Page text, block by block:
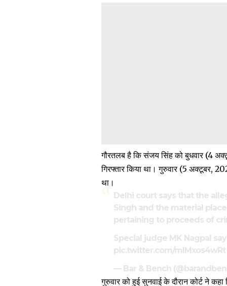
गौरतलब है कि संजय सिंह को बुधवार (4
गिरफ्तार किया था। गुरुवार (5 अक्टूबर,
था।
Delhi court says that the
Singh and the material
pertaining to proceeds of
Special judge MK Nagpal
pic.twitter.com/mIMxos4wRt
— Bar & Bench
गुरुवार को हुई सुनवाई के दौरान कोर्ट ने